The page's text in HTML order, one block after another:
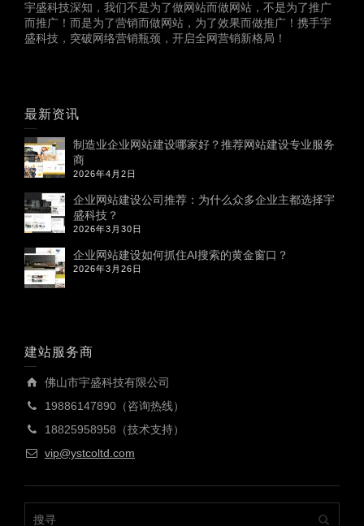
宇盛科技深知，我们不是为了做网站而做网站，不是为了推广
而推广！而是为了营销而做网站，为了效果而做推广！携手宇
盛科技，突破网络营销瓶颈，开启全网营销新格局！
最新资讯
制造业企业网站建设哪家好？推荐网站建设专业服务
商
2026年4月2日
企业网站建设公司推荐：为什么众多企业主都选择宇
盛科技？
2026年3月30日
企业网站建设如何抓住AI搜索的黄金窗口？
2026年3月26日
建站服务商
佛山市宇盛科技有限公司
19886147890（咨询热线）
18825958958（技术支持）
vip@ystcoltd.com